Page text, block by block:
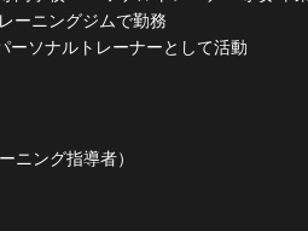
ーニングジムで勤務
ーソナルトレーナーとして活動
ニング指導者）